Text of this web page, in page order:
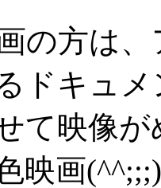
の方は
ドキュ
て映像
映画(^^;;;)